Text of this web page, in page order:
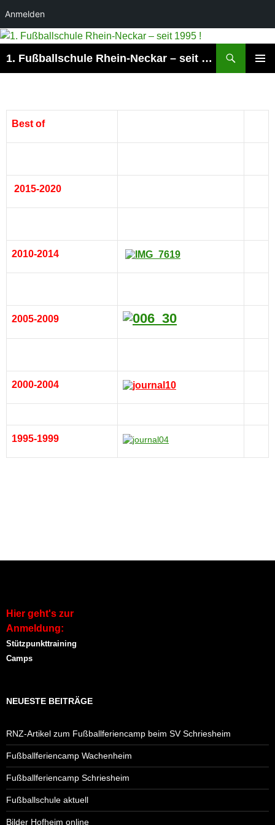
Anmelden
1. Fußballschule Rhein-Neckar – seit 1995 !
Best of
2015-2020
2010-2014
2005-2009
2000-2004
1995-1999
Hier geht's zur
Anmeldung:
Stützpunkttraining
Camps
NEUESTE BEITRÄGE
RNZ-Artikel zum Fußballferiencamp beim SV Schriesheim
Fußballferiencamp Wachenheim
Fußballferiencamp Schriesheim
Fußballschule aktuell
Bilder Hofheim online